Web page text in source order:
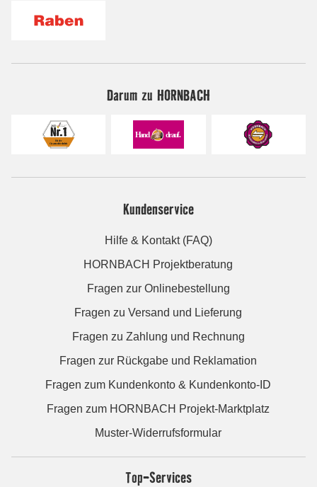
Darum zu HORNBACH
Kundenservice
Hilfe & Kontakt (FAQ)
HORNBACH Projektberatung
Fragen zur Onlinebestellung
Fragen zu Versand und Lieferung
Fragen zu Zahlung und Rechnung
Fragen zur Rückgabe und Reklamation
Fragen zum Kundenkonto & Kundenkonto-ID
Fragen zum HORNBACH Projekt-Marktplatz
Muster-Widerrufsformular
Top-Services